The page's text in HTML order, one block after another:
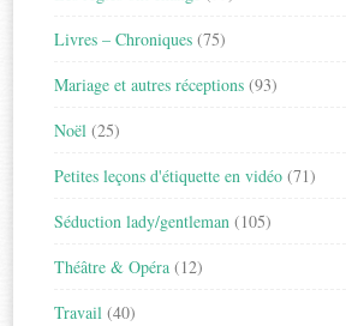
Livres – Chroniques (75)
Mariage et autres réceptions (93)
Noël (25)
Petites leçons d'étiquette en vidéo (71)
Séduction lady/gentleman (105)
Théâtre & Opéra (12)
Travail (40)